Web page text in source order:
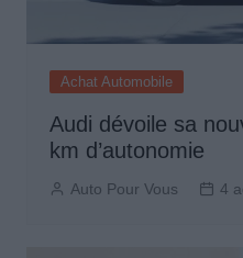
Achat Automobile
Audi dévoile sa
km d’autonomie
Auto Pour Vous 4